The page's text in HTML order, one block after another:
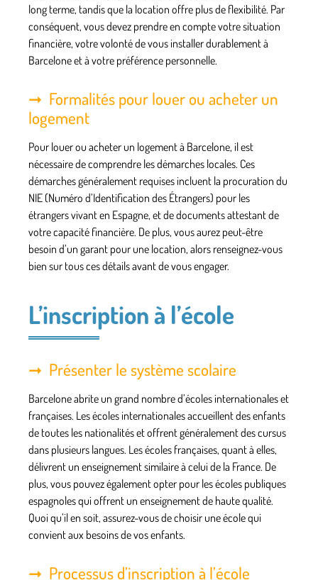
long terme, tandis que la location offre plus de flexibilité. Par
conséquent, vous devez prendre en compte votre situation
financière, votre volonté de vous installer durablement à
Barcelone et à votre préférence personnelle.
Formalités pour louer ou acheter un
logement
Pour louer ou acheter un logement à Barcelone, il est
nécessaire de comprendre les démarches locales. Ces
démarches généralement requises incluent la procuration du
NIE (Numéro d’Identification des Étrangers) pour les
étrangers vivant en Espagne, et de documents attestant de
votre capacité financière. De plus, vous aurez peut-être
besoin d’un garant pour une location, alors renseignez-vous
bien sur tous ces détails avant de vous engager.
L’inscription à l’école
Présenter le système scolaire
Barcelone abrite un grand nombre d’écoles internationales et
françaises. Les écoles internationales accueillent des enfants
de toutes les nationalités et offrent généralement des cursus
dans plusieurs langues. Les écoles françaises, quant à elles,
délivrent un enseignement similaire à celui de la France. De
plus, vous pouvez également opter pour les écoles publiques
espagnoles qui offrent un enseignement de haute qualité.
Quoi qu’il en soit, assurez-vous de choisir une école qui
convient aux besoins de vos enfants.
Processus d’inscription à l’école